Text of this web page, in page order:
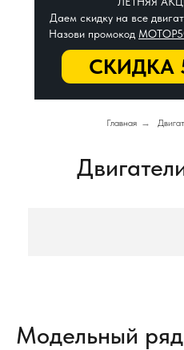
СКИДКА
Даем скидку на все
Назови промокод
Главная →
Модельный